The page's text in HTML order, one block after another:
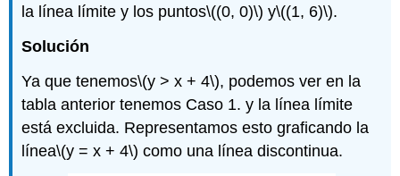
la línea límite y los puntos\((0, 0)\) y\((1, 6)\).
Solución
Ya que tenemos\(y > x + 4\), podemos ver en la
tabla anterior tenemos Caso 1. y la línea límite
está excluida. Representamos esto graficando la
línea\(y = x + 4\) como una línea discontinua.